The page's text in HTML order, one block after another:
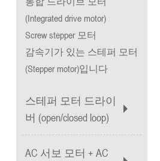
(Integrated drive motor)
Screw stepper 모터
감속기가 있는 스테퍼 모터
(Stepper motor)입니다
스테퍼 모터 드라이
버 (open/closed loop)
AC 서보 모터 + AC